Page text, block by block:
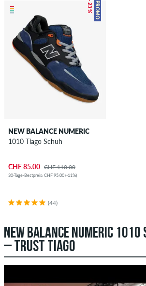
PROMO
– 23 %
NEW BALANCE NUMERIC
1010 Tiago Schuh
CHF 85.00 CHF 110.00
30-Tage-Bestpreis: CHF 95.00 (-11%)
(44)
NEW BALANCE NUMERIC 1010
– TRUST TIAGO